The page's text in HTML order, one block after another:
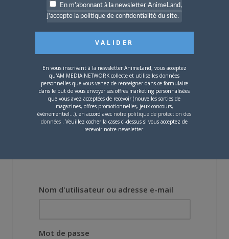
4 JUILLET 2026 0
demandé de suivre au
mieux le manga
originel.»
Vous devezvous connecterpour laisser un
commentaire.
Nom d'utilisateur ou adresse e-mail
Mot de passe
En m'abonnant à la newsletter AnimeLand,
j'accepte la politique de confidentialité du site.
En vous inscrivant à la newsletter AnimeLand, vous acceptez
qu'AM MEDIA NETWORK collecte et utilise les données
personnelles que vous venez de renseigner dans ce formulaire
dans le but de vous envoyer ses offres marketing personnalisées
que vous avez acceptées de recevoir (nouvelles sorties de
magazines, offres promotionnelles, jeux-concours,
événementiel...), en accord avec notre politique de protection des
données . Veuillez cocher la cases ci-dessus si vous acceptez de
recevoir notre newsletter.